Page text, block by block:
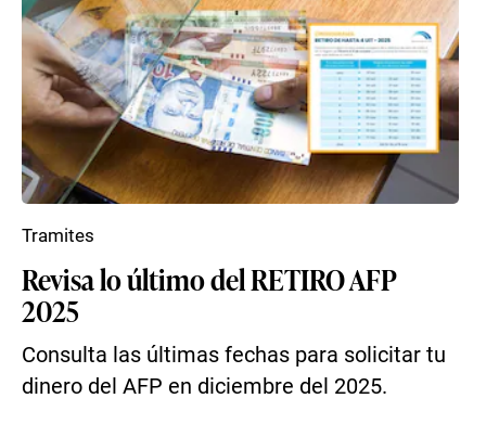
Revisa lo último del RETIRO AFP
2025
Consulta las últimas fechas para solicitar tu
dinero del AFP en diciembre del 2025.
Tramites